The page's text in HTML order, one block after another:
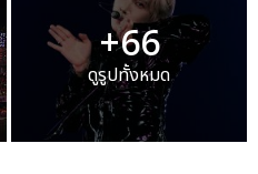
+66
ดูรูปทั้งหมด